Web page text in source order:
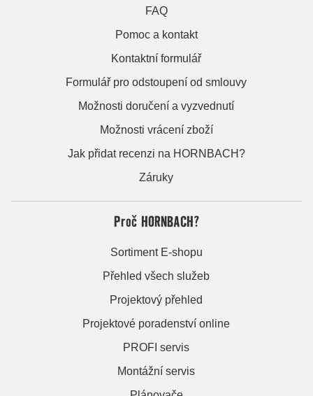
FAQ
Pomoc a kontakt
Kontaktní formulář
Formulář pro odstoupení od smlouvy
Možnosti doručení a vyzvednutí
Možnosti vrácení zboží
Jak přidat recenzi na HORNBACH?
Záruky
Proč HORNBACH?
Sortiment E-shopu
Přehled všech služeb
Projektový přehled
Projektové poradenství online
PROFI servis
Montážní servis